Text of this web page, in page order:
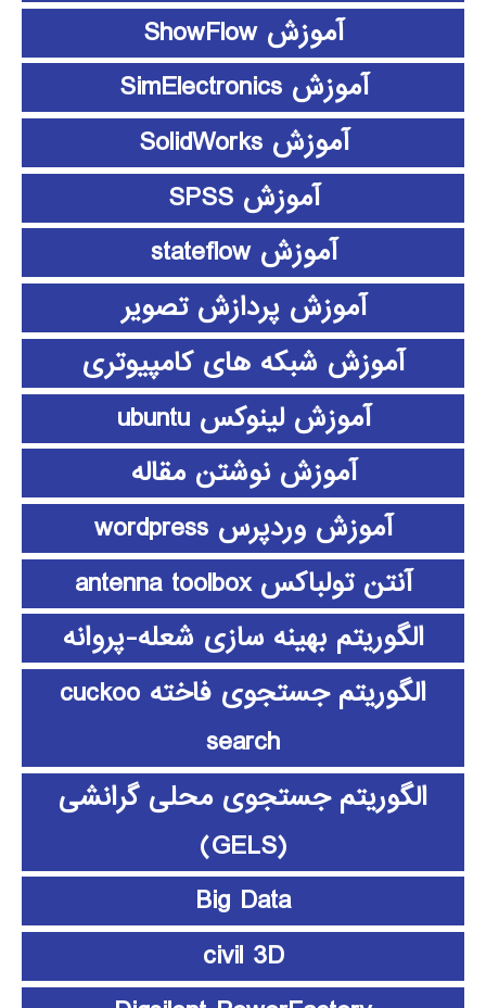
آموزش ShowFlow
آموزش SimElectronics
آموزش SolidWorks
آموزش SPSS
آموزش stateflow
آموزش پردازش تصویر
آموزش شبکه های کامپیوتری
آموزش لینوکس ubuntu
آموزش نوشتن مقاله
آموزش وردپرس wordpress
آنتن تولباکس antenna toolbox
الگوریتم بهینه سازی شعله-پروانه
الگوریتم جستجوی فاخته cuckoo
search
الگوریتم جستجوی محلی گرانشی
(GELS)
Big Data
civil 3D